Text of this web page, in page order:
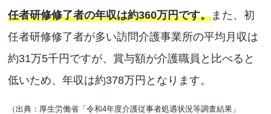
任者研修修了者の年収は約360万円です。 また、初
任者研修修了者が多い訪問介護事業所の平均月収は
約31万5千円ですが、賞与額が介護職員と比べると
低いため、年収は約378万円となります。
（出典：厚生労働省「令和4年度介護従事者処遇状況等調査結果」